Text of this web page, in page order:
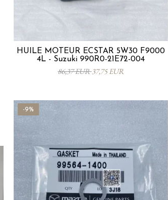
HUILE MOTEUR ECSTAR 5W30 F9000
4L - Suzuki 990R0-21E72-004
86,37 EUR37,75 EUR
-9%